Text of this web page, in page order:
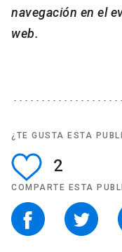
navegación en el
web.
¿TE GUSTA ESTA
2
COMPARTE ESTA